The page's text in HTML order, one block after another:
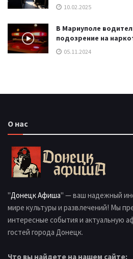
10.02.2025
В Мариуполе
подозрение на
05.11.2024
О нас
"Донецк Афиша" — ваш надежный
мире культуры и развлечений! Мы
интересные события и актуальную
гостей города Донецк.
Что вы найдете на нашем сайте: